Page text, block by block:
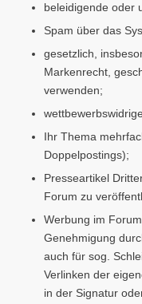
beleidigende oder
Spam über das
gesetzlich,
Markenrecht,
verwenden;
Ihr Thema
Doppelpostings);
Presseartikel
Forum zu
Werbung im
Genehmigung
auch für sog.
Verlinken der
in der Signatur